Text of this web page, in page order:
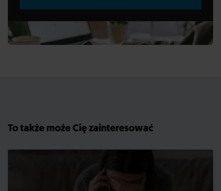
To także może Cię zainteresować